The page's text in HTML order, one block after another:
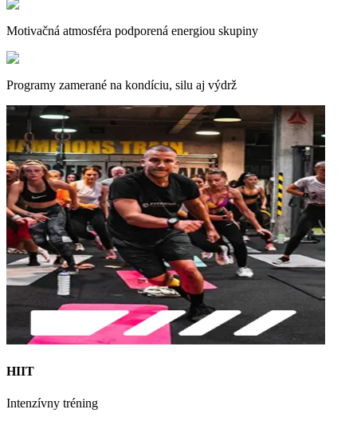
Motivačná atmosféra podporená energiou skupiny
Programy zamerané na kondíciu, silu aj výdrž
HIIT
Intenzívny tréning